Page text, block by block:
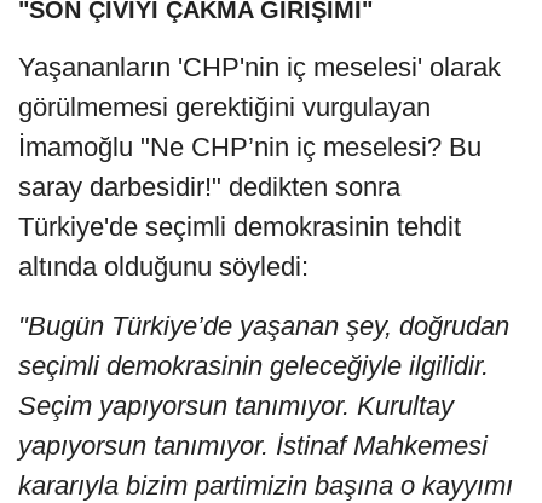
"SON ÇİVİYİ ÇAKMA GİRİŞİMİ"
Yaşananların 'CHP'nin iç meselesi' olarak
görülmemesi gerektiğini vurgulayan
İmamoğlu "Ne CHP’nin iç meselesi? Bu
saray darbesidir!" dedikten sonra
Türkiye'de seçimli demokrasinin tehdit
altında olduğunu söyledi:
"Bugün Türkiye’de yaşanan şey, doğrudan
seçimli demokrasinin geleceğiyle ilgilidir.
Seçim yapıyorsun tanımıyor. Kurultay
yapıyorsun tanımıyor. İstinaf Mahkemesi
kararıyla bizim partimizin başına o kayyımı